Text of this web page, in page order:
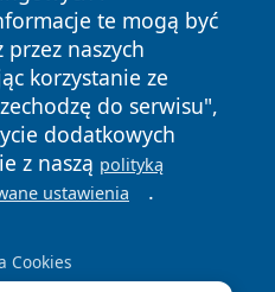
te mogą być
naszych
korzystanie ze
do serwisu",
dodatkowych
z naszą polityką
ustawienia .
Cookies
Polityka
Cookies